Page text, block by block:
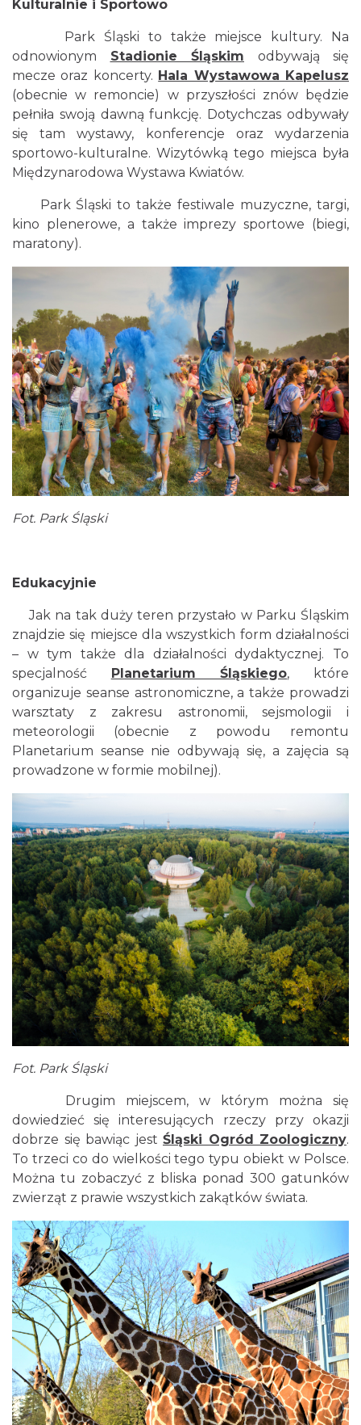
Kulturalnie i Sportowo
Park Śląski to także miejsce kultury. Na
odnowionym Stadionie Śląskim odbywają się
mecze oraz koncerty. Hala Wystawowa Kapelusz
(obecnie w remoncie) w przyszłości znów będzie
pełniła swoją dawną funkcję. Dotychczas odbywały
się tam wystawy, konferencje oraz wydarzenia
sportowo-kulturalne. Wizytówką tego miejsca była
Międzynarodowa Wystawa Kwiatów.
Park Śląski to także festiwale muzyczne, targi,
kino plenerowe, a także imprezy sportowe (biegi,
maratony).
Fot. Park Śląski
Edukacyjnie
Jak na tak duży teren przystało w Parku Śląskim
znajdzie się miejsce dla wszystkich form działalności
– w tym także dla działalności dydaktycznej. To
specjalność Planetarium Śląskiego, które
organizuje seanse astronomiczne, a także prowadzi
warsztaty z zakresu astronomii, sejsmologii i
meteorologii (obecnie z powodu remontu
Planetarium seanse nie odbywają się, a zajęcia są
prowadzone w formie mobilnej).
Fot. Park Śląski
Drugim miejscem, w którym można się
dowiedzieć się interesujących rzeczy przy okazji
dobrze się bawiąc jest Śląski Ogród Zoologiczny.
To trzeci co do wielkości tego typu obiekt w Polsce.
Można tu zobaczyć z bliska ponad 300 gatunków
zwierząt z prawie wszystkich zakątków świata.